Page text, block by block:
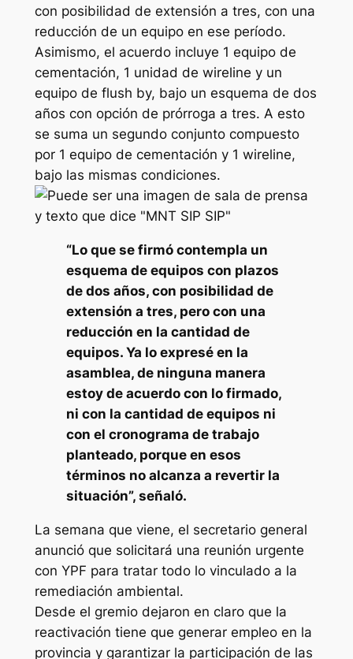
con posibilidad de extensión a tres, con una
reducción de un equipo en ese período.
Asimismo, el acuerdo incluye 1 equipo de
cementación, 1 unidad de wireline y un
equipo de flush by, bajo un esquema de dos
años con opción de prórroga a tres. A esto
se suma un segundo conjunto compuesto
por 1 equipo de cementación y 1 wireline,
bajo las mismas condiciones.
“Lo que se firmó contempla un
esquema de equipos con plazos
de dos años, con posibilidad de
extensión a tres, pero con una
reducción en la cantidad de
equipos. Ya lo expresé en la
asamblea, de ninguna manera
estoy de acuerdo con lo firmado,
ni con la cantidad de equipos ni
con el cronograma de trabajo
planteado, porque en esos
términos no alcanza a revertir la
situación”, señaló.
La semana que viene, el secretario general
anunció que solicitará una reunión urgente
con YPF para tratar todo lo vinculado a la
remediación ambiental.
Desde el gremio dejaron en claro que la
reactivación tiene que generar empleo en la
provincia y garantizar la participación de las